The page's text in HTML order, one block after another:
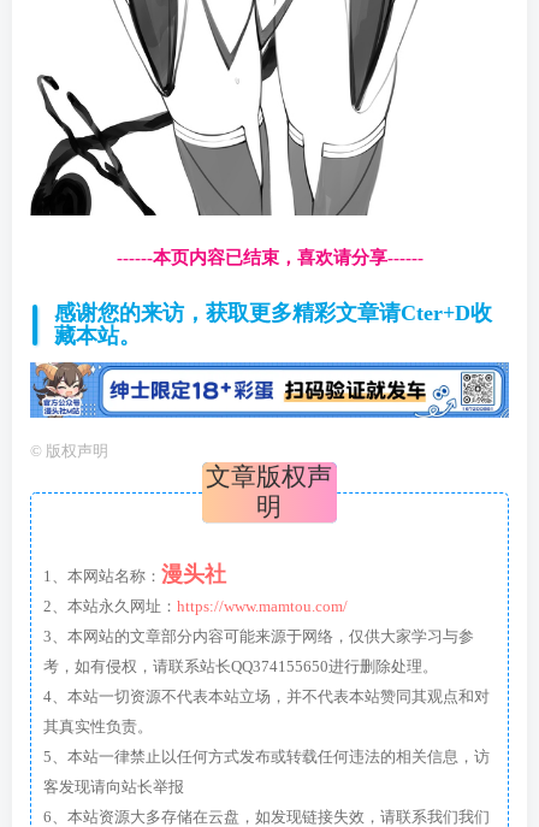
------本页内容已结束，喜欢请分享------
感谢您的来访，获取更多精彩文章请Cter+D收
藏本站。
© 版权声明
文章版权声
明
1、本网站名称： 漫头社
2、本站永久网址： https://www.mamtou.com/
3、本网站的文章部分内容可能来源于网络，仅供大家学习与参
考，如有侵权，请联系站长QQ374155650进行删除处理。
4、本站一切资源不代表本站立场，并不代表本站赞同其观点和对
其真实性负责。
5、本站一律禁止以任何方式发布或转载任何违法的相关信息，访
客发现请向站长举报
6、本站资源大多存储在云盘，如发现链接失效，请联系我们我们